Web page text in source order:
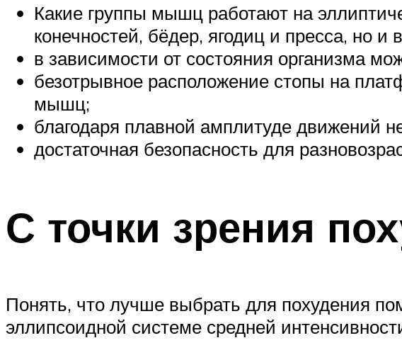
Какие группы мышц работают на
конечностей, бёдер, ягодиц и пресса, но и
в зависимости от состояния организма
безотрывное расположение стопы на
мышц;
благодаря плавной амплитуде движений
достаточная безопасность для
С точки зрения
Понять, что лучше выбрать для похудения
эллипсоидной системе средней